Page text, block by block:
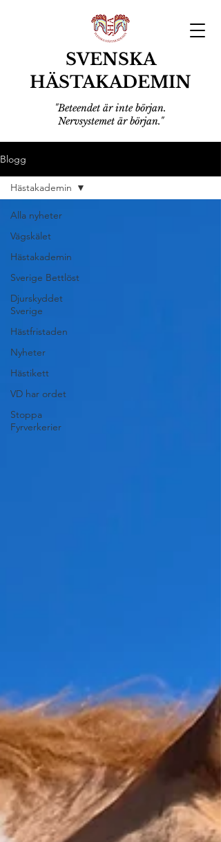
SVENSKA
HÄSTAKADEMIN
"Beteendet är inte början.
Nervsystemet är början."
Blogg
Alla nyheter
Vägskälet
Hästakademin
Sverige Bettlöst
Djurskyddet
Sverige
Hästfristaden
Nyheter
Hästikett
VD har ordet
Stoppa
Fyrverkerier
Hästakademin